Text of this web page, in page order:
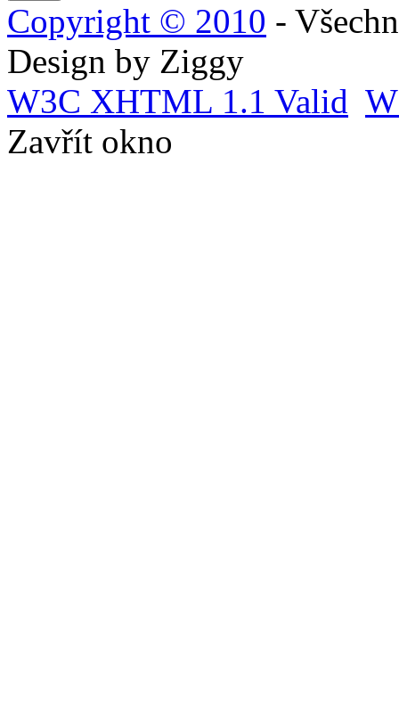
Copyright © 2010 -
Design by Ziggy
W3C XHTML 1.1 Valid
Zavřít okno